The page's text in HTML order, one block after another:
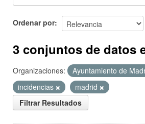
Ordenar por
3 conjuntos de datos
Organizaciones: Ayuntamiento de
incidencias
madrid
Filtrar Resultados